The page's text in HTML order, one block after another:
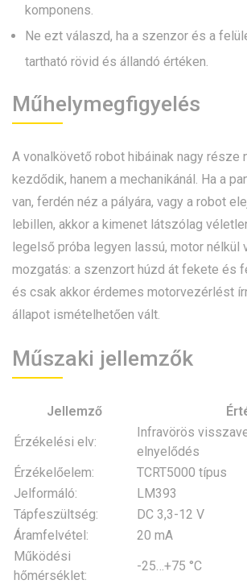
komponens.
Ne ezt válaszd, ha a szenzor és a
tartható rövid és állandó értéken.
Műhelymegfigyelés
A vonalkövető robot hibáinak nagy része
kezdődik, hanem a mechanikánál. Ha a
van, ferdén néz a pályára, vagy a robot
lebillen, akkor a kimenet látszólag
legelső próba legyen lassú, motor nélkül
mozgatás: a szenzort húzd át fekete és
és csak akkor érdemes motorvezérlést
állapot ismételhetően vált.
Műszaki jellemzők
Jellemző
Érzékelési elv:
Infravörös
elnyelődés
Érzékelőelem:
TCRT5000 típus
Jelformáló:
LM393
Tápfeszültség:
DC 3,3-12 V
Áramfelvétel:
20 mA
Működési
hőmérséklet:
-25…+75 °C